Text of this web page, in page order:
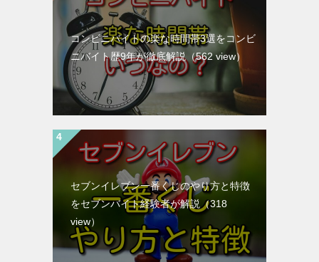
コンビニバイトの楽な時間帯3選をコンビ
ニバイト歴9年が徹底解説 （562 view）
セブンイレブン一番くじのやり方と特徴
をセブンバイト経験者が解説 （318
view）